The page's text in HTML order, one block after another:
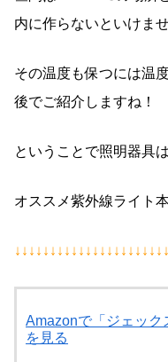
内に作らないといけませ
その温度も保つには温
後でご紹介しますね！
ということで照明器具
オススメ紫外線ライト
Amazonで「ジェック
を見る